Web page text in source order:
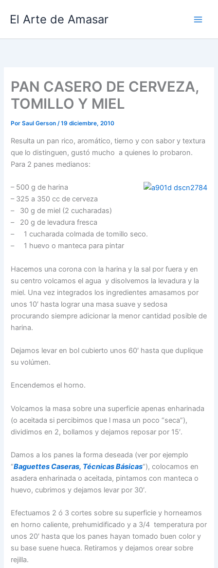
El Arte de Amasar
PAN CASERO DE CERVEZA,
TOMILLO Y MIEL
PorSaul Gerson/19 diciembre, 2010
Resulta un pan rico, aromático, tierno y con sabor y textura
que lo distinguen, gustó mucho a quienes lo probaron.
Para 2 panes medianos:
– 500 g de harina
– 325 a 350 cc de cerveza
– 30 g de miel (2 cucharadas)
– 20 g de levadura fresca
– 1 cucharada colmada de tomillo seco.
– 1 huevo o manteca para pintar
Hacemos una corona con la harina y la sal por fuera y en
su centro volcamos el agua y disolvemos la levadura y la
miel. Una vez integrados los ingredientes amasamos por
unos 10′ hasta lograr una masa suave y sedosa
procurando siempre adicionar la menor cantidad posible de
harina.
Dejamos levar en bol cubierto unos 60′ hasta que duplique
su volúmen.
Encendemos el horno.
Volcamos la masa sobre una superficie apenas enharinada
(o aceitada si percibimos que l masa un poco “seca”),
dividimos en 2, bollamos y dejamos reposar por 15′.
Damos a los panes la forma deseada (ver por ejemplo
“Baguettes Caseras, Técnicas Básicas“), colocamos en
asadera enharinada o aceitada, pintamos con manteca o
huevo, cubrimos y dejamos levar por 30′.
Efectuamos 2 ó 3 cortes sobre su superficie y horneamos
en horno caliente, prehumidificado y a 3/4 temperatura por
unos 20′ hasta que los panes hayan tomado buen color y
su base suene hueca. Retiramos y dejamos orear sobre
rejilla.